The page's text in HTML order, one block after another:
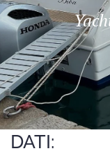
DATI: